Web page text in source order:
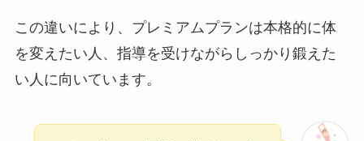
この違いにより、プレミアムプランは本格的に体
を変えたい人、指導を受けながらしっかり鍛えた
い人に向いています。